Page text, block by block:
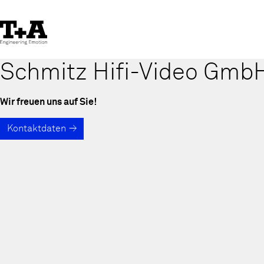
to
Content
Schmitz Hifi-Video
Wir freuen uns auf Sie!
Kontaktdaten